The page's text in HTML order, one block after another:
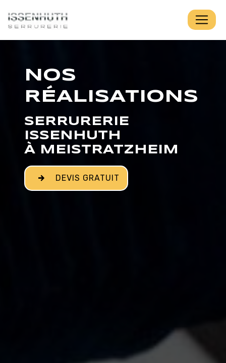
NOS
RÉALISATIONS
SERRURERIE
ISSENHUTH
À MEISTRATZHEIM
DEVIS GRATUIT